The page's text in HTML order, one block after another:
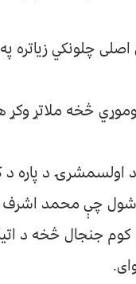
اصلی چلونکي
څخه ملاتړ
د پاره د
چې محمد اشرف
جنجال څخه د